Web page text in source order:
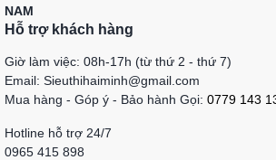
NAM
Hỗ trợ khách hàng
Giờ làm việc: 08h-17h (từ thứ 2 - thứ 7)
Email: Sieuthihaiminh@gmail.com
Mua hàng - Góp ý - Bảo hành Gọi: 0779 143
Hotline hỗ trợ 24/7
0965 415 898